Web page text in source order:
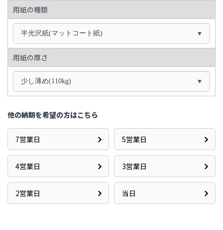
用紙の種類
半光沢紙(マットコート紙)
用紙の厚さ
少し薄め(110kg)
他の納期を希望の方はこちら
7営業日 5営業日
4営業日 3営業日
2営業日 当日